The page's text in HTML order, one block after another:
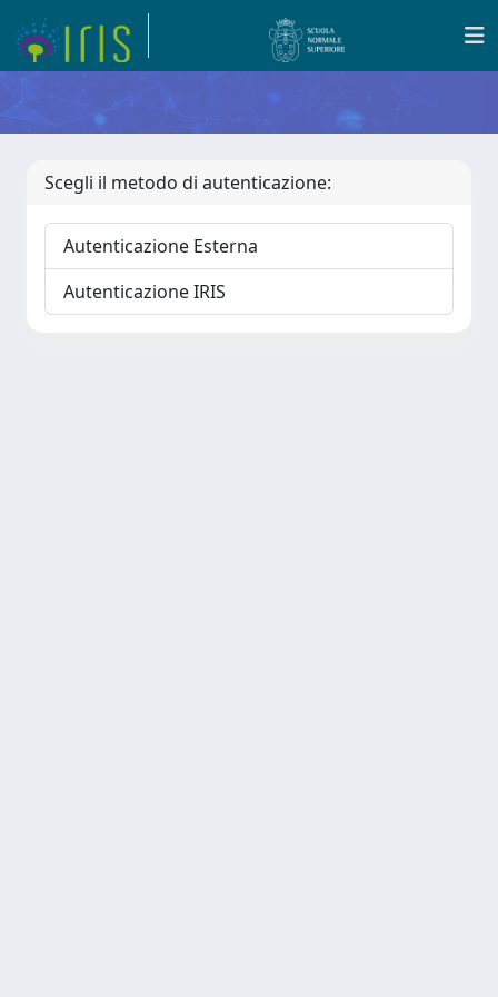
Scegli il metodo di autenticazione:
Autenticazione Esterna
Autenticazione IRIS